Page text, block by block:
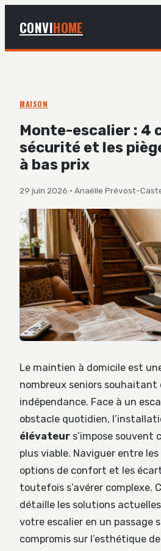
CONVIHOME
BRICOLAGE
DÉCO
JARDINAGE
MAISON
Monte-escalier : 4
sécurité et les
à bas prix
29 juin 2026 · Anaëlle Prévost-
Le maintien à domicile est
nombreux seniors souhaitant
indépendance. Face à un
obstacle quotidien,
élévateur s’impose souvent
plus viable. Naviguer entre
options de confort et les
toutefois s’avérer complexe.
détaille les solutions
votre escalier en un passage
compromis sur l’esthétique